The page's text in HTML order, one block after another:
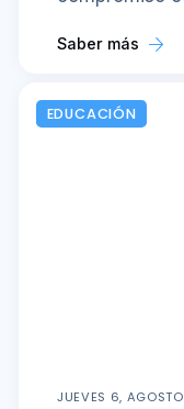
Saber más
EDUCACIÓN
JUEVES 6, AGOSTO